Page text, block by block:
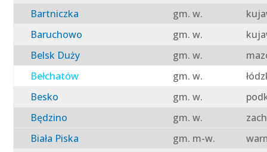
Bartniczka
gm. w.
Baruchowo
gm. w.
Belsk Duży
gm. w.
Bełchatów
gm. w.
Besko
gm. w.
Będzino
gm. w.
Biała Piska
gm. m-w.